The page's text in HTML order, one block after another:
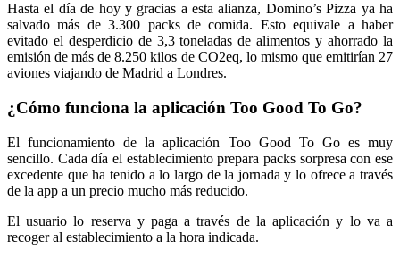
Hasta el día de hoy y gracias a esta alianza, Domino’s Pizza ya ha
salvado más de 3.300 packs de comida. Esto equivale a haber
evitado el desperdicio de 3,3 toneladas de alimentos y ahorrado la
emisión de más de 8.250 kilos de CO2eq, lo mismo que emitirían 27
aviones viajando de Madrid a Londres.
¿Cómo funciona la aplicación Too Good To Go?
El funcionamiento de la aplicación Too Good To Go es muy
sencillo. Cada día el establecimiento prepara packs sorpresa con ese
excedente que ha tenido a lo largo de la jornada y lo ofrece a través
de la app a un precio mucho más reducido.
El usuario lo reserva y paga a través de la aplicación y lo va a
recoger al establecimiento a la hora indicada.